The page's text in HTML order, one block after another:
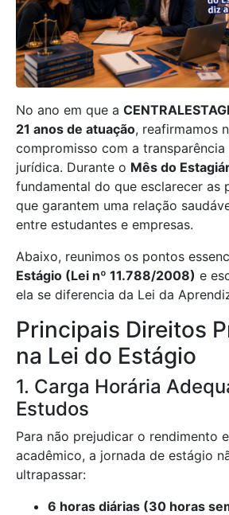
No ano em que a
21 anos de atuação, reafirmamos
compromisso com a transparência
jurídica. Durante o Mês do
fundamental do que esclarecer as
que garantem uma relação
entre estudantes e empresas.
Abaixo, reunimos os pontos
Estágio (Lei nº 11.788/2008) e
ela se diferencia da Lei da
Principais Direitos
na Lei do Estágio
1. Carga Horária
Estudos
Para não prejudicar o rendimento
acadêmico, a jornada de estágio
ultrapassar:
6 horas diárias (30 horas